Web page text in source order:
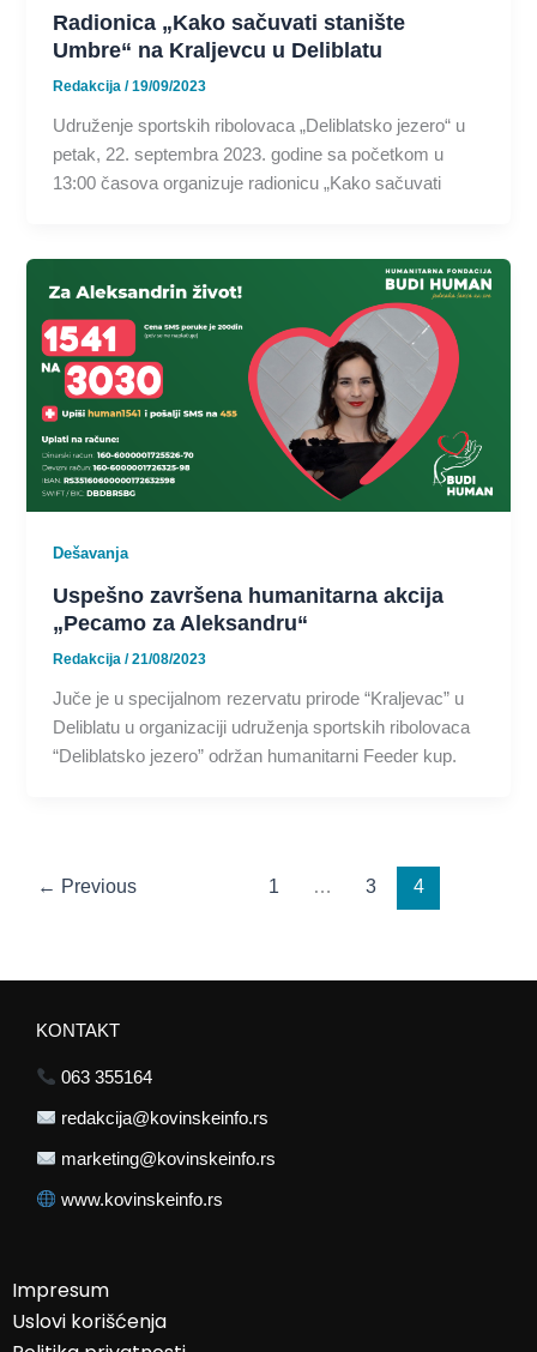
Radionica „Kako sačuvati stanište
Umbre“ na Kraljevcu u Deliblatu
Redakcija/19/09/2023
Udruženje sportskih ribolovaca „Deliblatsko jezero“ u
petak, 22. septembra 2023. godine sa početkom u
13:00 časova organizuje radionicu „Kako sačuvati
Dešavanja
Uspešno završena humanitarna akcija
„Pecamo za Aleksandru“
Redakcija/21/08/2023
Juče je u specijalnom rezervatu prirode “Kraljevac” u
Deliblatu u organizaciji udruženja sportskih ribolovaca
“Deliblatsko jezero” održan humanitarni Feeder kup.
← Previous 1 … 3 4
KONTAKT
063 355164
redakcija@kovinskeinfo.rs
marketing@kovinskeinfo.rs
www.kovinskeinfo.rs
Impresum
Uslovi korišćenja